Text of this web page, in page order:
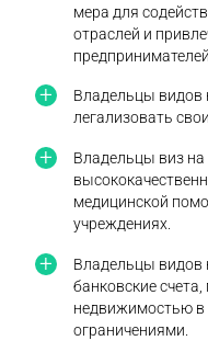
мера для
отраслей и
Владельцы видов
легализовать
Владельцы виз
медицинской
учреждениях.
Владельцы видов
банковские
недвижимостью
ограничениями.